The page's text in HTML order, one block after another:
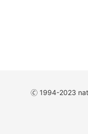
🄫 1994-2023